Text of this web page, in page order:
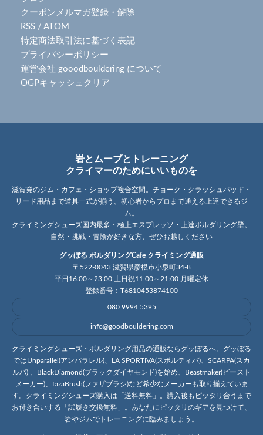
クーポンメルマガ登録・解除
RSS / ATOM
特定商法取引法に基づく表記
プライバシーポリシー
運営会社 gooodbouldering について
OGPキャッシュクリア
岩とムーブとトレーニング
クライマーのためにいいものを
滋賀発のジム・カフェ・ショップ複合空間。チョーク・クラッシュパッド・
リード用品まで道具一式が揃う。初心者からプロまで通える上達できるジ
ム。
クライミングシューズ国内最多・極上エスプレッソ・上達ボルダリング壁。
自然・挑戦・冒険が好きな方、ぜひお越しください
グッぼる ボルダリングCafe クライミング通販
〒522-0043 滋賀県彦根市小泉町34-8
平日16:00～23:00 土日祝11:00～21:00 月曜定休
登録番号：T6810453874100
080 9994 5395
info@goodbouldering.com
クライミングシューズ・ボルダリング用品の通販ならグッぼるへ。グッぼる
ではUnparallel(アンパラレル)、LA SPORTIVA(スポルティバ)、SCARPA(スカ
ルパ) 、BlackDiamond(ブラックダイヤモンド)を始め、Beastmaker(ビースト
メーカー)、fazaBrush(ファザブラシ)など希少なメーカーも取り揃えていま
す。クライミングシューズ購入は「送料無料」。購入後もピッタリ合うまで
お付き合いする「試履き交換無料」。あなたにピッタリのギアを見つけて、
岩やジムでトレーニングに臨みましょう。